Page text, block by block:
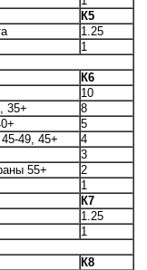
К5
1.25
1
К6
10
35+
8
5
49, 45+
4
3
55+
2
1
К7
1.25
1
К8